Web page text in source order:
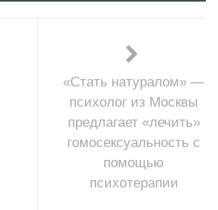
«Стать натуралом» —
психолог из Москвы
предлагает «лечить»
гомосексуальность с
помощью
психотерапии